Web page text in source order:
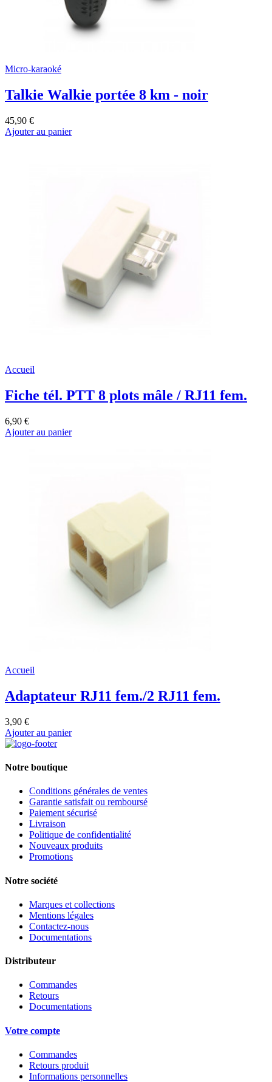
Micro-karaoké
Talkie Walkie portée 8 km - noir
45,90 €
Ajouter au panier
Accueil
Fiche tél. PTT 8 plots mâle / RJ11 fem.
6,90 €
Ajouter au panier
Accueil
Adaptateur RJ11 fem./2 RJ11 fem.
3,90 €
Ajouter au panier
Notre boutique
Conditions générales de ventes
Garantie satisfait ou remboursé
Paiement sécurisé
Livraison
Politique de confidentialité
Nouveaux produits
Promotions
Notre société
Marques et collections
Mentions légales
Contactez-nous
Documentations
Distributeur
Commandes
Retours
Documentations
Votre compte
Commandes
Retours produit
Informations personnelles